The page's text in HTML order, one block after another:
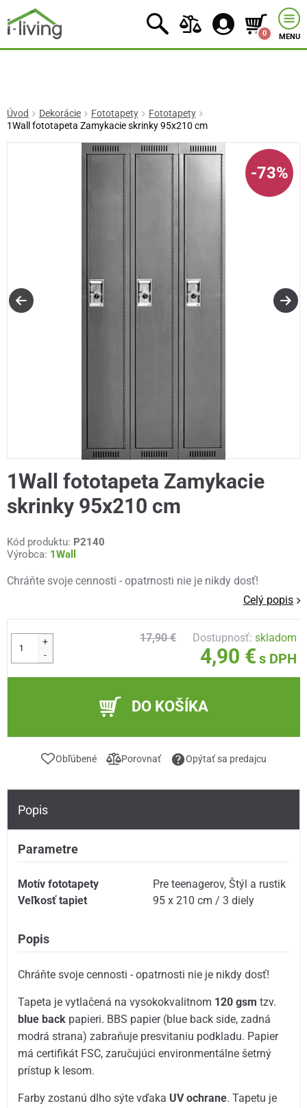
0 MENU
Úvod Dekorácie Fototapety
Fototapety
1Wall fototapeta Zamykacie skrinky 95x210 cm
-73%
1Wall fototapeta Zamykacie
skrinky 95x210 cm
Kód produktu: P2140
Výrobca: 1Wall
Chráňte svoje cennosti - opatrnosti nie je nikdy dosť!
Celý popis
+
-
17,90 € Dostupnosť:skladom
4,90 € s DPH
DO KOŠÍKA
Obľúbené Porovnať Opýtať sa predajcu
Popis
Parametre
Motív fototapety Pre teenagerov,Štýl a rustik
Veľkosť tapiet
95 x 210 cm / 3 diely
Popis
Chráňte svoje cennosti - opatrnosti nie je nikdy dosť!
Tapeta je vytlačená na vysokokvalitnom 120 gsm tzv.
blue back papieri. BBS papier (blue back side, zadná
modrá strana) zabraňuje presvitaniu podkladu. Papier
má certifikát FSC, zaručujúci environmentálne šetrný
prístup k lesom.
Farby zostanú dlho sýte vďaka UV ochrane. Tapetu je